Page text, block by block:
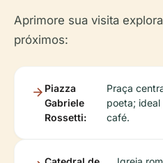
Aprimore sua visita
próximos:
Piazza
Gabriele
Rossetti:
Praça
poeta;
café.